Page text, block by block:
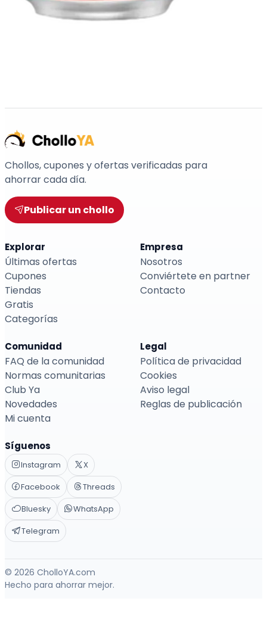
Chollos, cupones y ofertas verificadas para
ahorrar cada día.
Publicar un chollo
Explorar
Últimas ofertas
Cupones
Tiendas
Gratis
Categorías
Empresa
Nosotros
Conviértete en partner
Contacto
Comunidad
FAQ de la comunidad
Normas comunitarias
Club Ya
Novedades
Mi cuenta
Legal
Política de privacidad
Cookies
Aviso legal
Reglas de publicación
Síguenos
Instagram
X
Facebook
Threads
Bluesky
WhatsApp
Telegram
© 2026 CholloYA.com
Hecho para ahorrar mejor.